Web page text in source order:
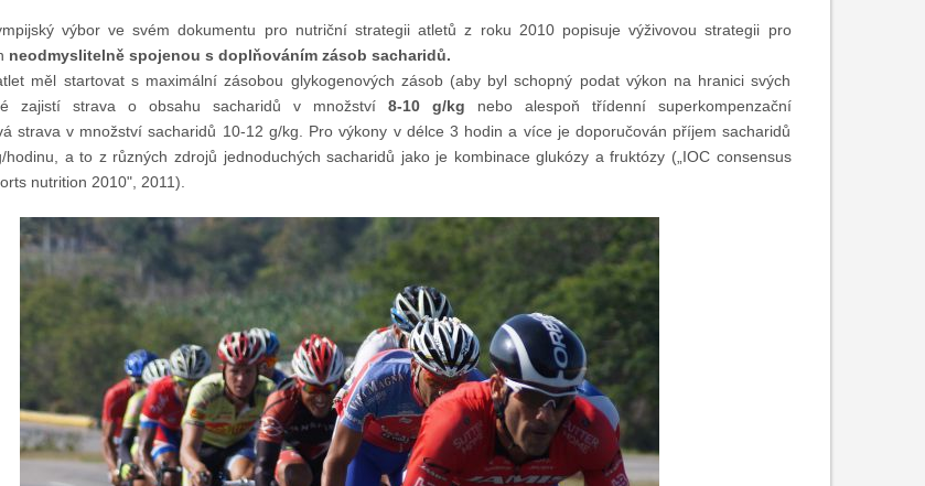
výbor ve svém dokumentu pro nutriční strategii atletů z roku 2010 popisuje výživovou strategii pro
neodmyslitelně spojenou s doplňováním zásob sacharidů.
měl startovat s maximální zásobou glykogenových zásob (aby byl schopný podat výkon na hranici svých
zajistí strava o obsahu sacharidů v množství 8-10 g/kg nebo alespoň třídenní superkompenzační
strava v množství sacharidů 10-12 g/kg. Pro výkony v délce 3 hodin a více je doporučován příjem sacharidů
a to z různých zdrojů jednoduchých sacharidů jako je kombinace glukózy a fruktózy („IOC consensus
nutrition 2010", 2011).